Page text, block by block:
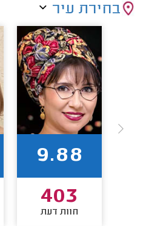
בחירת עיר
9.88
403
חוות דעת